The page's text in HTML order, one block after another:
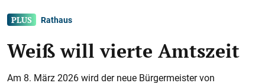
Rathaus
Weiß will vierte Amtszeit
Am 8. März 2026 wird der neue Bürgermeis­­ter von